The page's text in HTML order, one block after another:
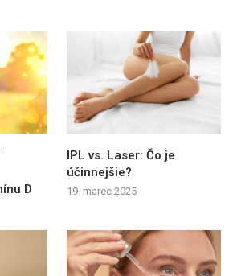
D
IPL vs. Laser: Čo je
účinnejšie?
19. marec 2025